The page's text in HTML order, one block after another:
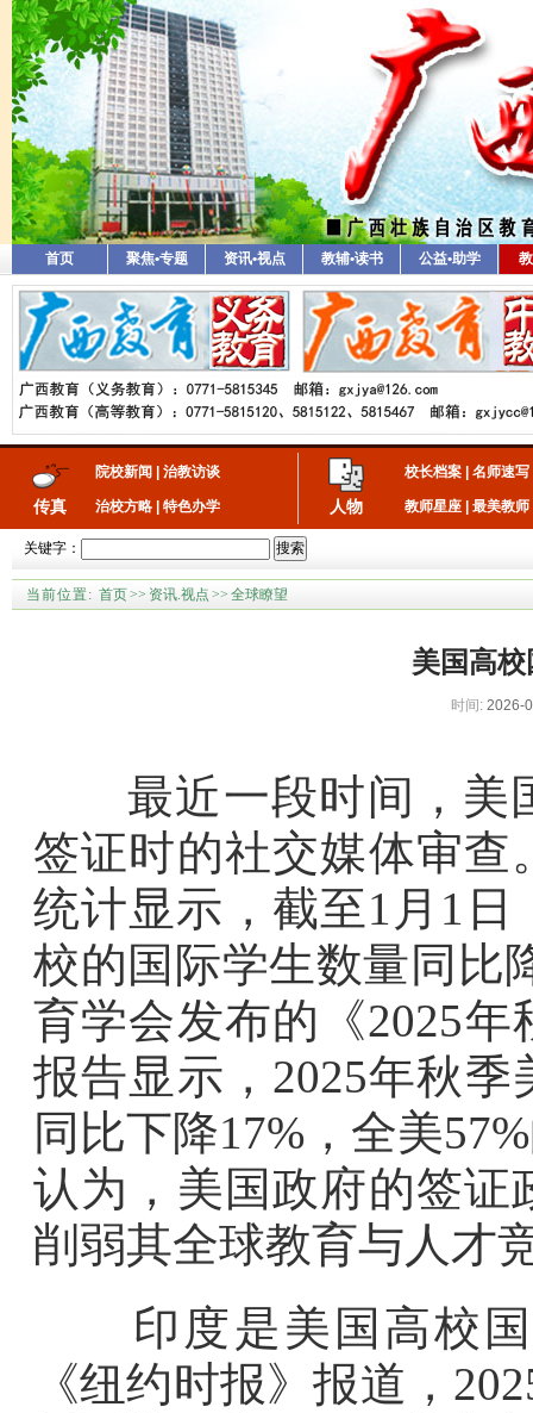
首页 聚焦•专题 资讯•视点 教辅•读书 公益•助学
传真
院校新闻 治教访谈
治校方略 特色办学 人物
校长档案 名师速写
教师星座 最美教师
关键字： 搜索
当前位置: 首页>> 资讯.视点 >> 全球瞭望
美国高
时间: 2026-
最近一段时间，美
签证时的社交媒体审查
统计显示，截至1月1
校的国际学生数量同比
育学会发布的《2025
报告显示，2025年秋
同比下降17%，全美
认为，美国政府的签证
削弱其全球教育与人才
印度是美国高校国
《纽约时报》报道，